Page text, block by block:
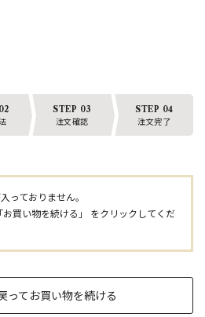
STEP 03
注文確認
STEP 04
注文完了
っておりません。
買い物を続ける」 をクリックしてくだ
ってお買い物を続ける